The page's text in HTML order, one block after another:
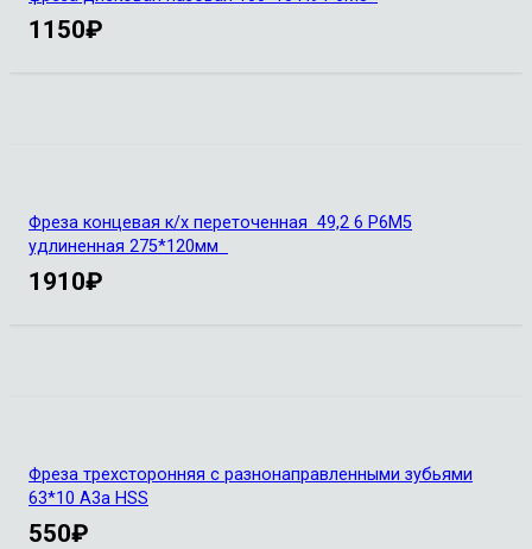
1150₽
Фреза концевая к/х переточенная 49,2 6 Р6М5
удлиненная 275*120мм
1910₽
Фреза трехсторонняя с разнонаправленными зубьями
63*10 А3а HSS
550₽